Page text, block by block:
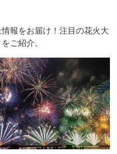
報をお届け！注目の花火大
ご紹介。